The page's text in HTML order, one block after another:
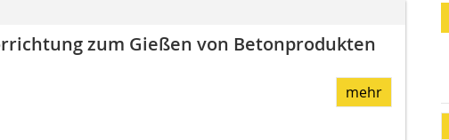
zum Gießen von Betonprodukten
mehr